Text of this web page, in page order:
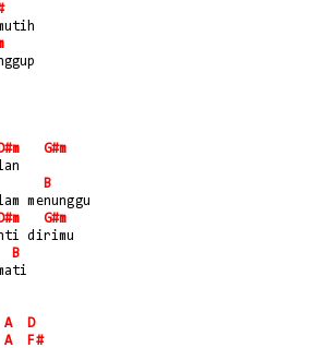
D#m
G#m
B
menunggu
D#m
G#m
dirimu
B
A
D
A F#